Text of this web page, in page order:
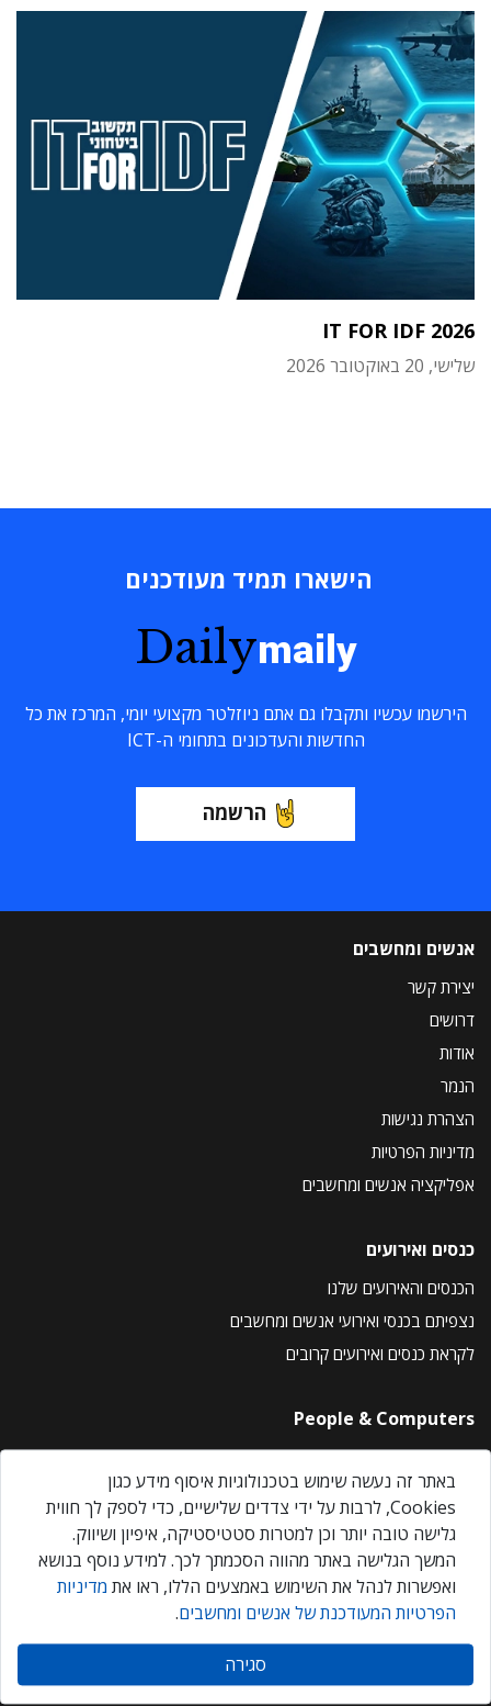
IT FOR IDF 2026
שלישי, 20 באוקטובר 2026
הישארו תמיד מעודכנים
Dailymaily
הירשמו עכשיו ותקבלו גם אתם ניוזלטר מקצועי יומי, המרכז את כל
החדשות והעדכונים בתחומי ה-ICT
הרשמה
אנשים ומחשבים
יצירת קשר
דרושים
אודות
הנמר
הצהרת נגישות
מדיניות הפרטיות
אפליקציה אנשים ומחשבים
כנסים ואירועים
הכנסים והאירועים שלנו
נצפיתם בכנסי ואירועי אנשים ומחשבים
לקראת כנסים ואירועים קרובים
People & Computers
About Us
Privacy Policy
Contact Us
Our Events
אנשים ומחשבים © 2026 – כל הזכויות שמורות
באתר זה נעשה שימוש בטכנולוגיות איסוף מידע כגון
Cookies, לרבות על ידי צדדים שלישיים, כדי לספק לך חווית
גלישה טובה יותר וכן למטרות סטטיסטיקה, איפיון ושיווק.
המשך הגלישה באתר מהווה הסכמתך לכך. למידע נוסף בנושא
ואפשרות לנהל את השימוש באמצעים הללו, ראו את מדיניות
הפרטיות המעודכנת של אנשים ומחשבים.
סגירה